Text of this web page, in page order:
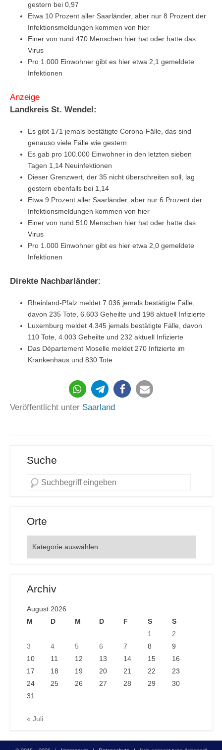
gestern bei 0,97
Etwa 10 Prozent aller Saarländer, aber nur 8 Prozent der
Infektionsmeldungen kommen von hier
Einer von rund 470 Menschen hier hat oder hatte das
Virus
Pro 1.000 Einwohner gibt es hier etwa 2,1 gemeldete
Infektionen
Anzeige
Landkreis St. Wendel:
Es gibt 171 jemals bestätigte Corona-Fälle, das sind
genauso viele Fälle wie gestern
Es gab pro 100.000 Einwohner in den letzten sieben
Tagen 1,14 Neuinfektionen
Dieser Grenzwert, der 35 nicht überschreiten soll, lag
gestern ebenfalls bei 1,14
Etwa 9 Prozent aller Saarländer, aber nur 6 Prozent der
Infektionsmeldungen kommen von hier
Einer von rund 510 Menschen hier hat oder hatte das
Virus
Pro 1.000 Einwohner gibt es hier etwa 2,0 gemeldete
Infektionen
Direkte Nachbarländer:
Rheinland-Pfalz meldet 7.036 jemals bestätigte Fälle,
davon 235 Tote, 6.603 Geheilte und 198 aktuell Infizierte
Luxemburg meldet 4.345 jemals bestätigte Fälle, davon
110 Tote, 4.003 Geheilte und 232 aktuell Infizierte
Das Département Moselle meldet 270 Infizierte im
Krankenhaus und 830 Tote
276
Veröffentlicht unter Saarland
Suche
Orte
Archiv
August 2026
M
D M D F S
S
1
2
3
4 5 6 7 8
9
10
11 12 13 14 15
16
17
18 19 20 21 22
23
24
25 26 27 28 29
30
31
« Juli